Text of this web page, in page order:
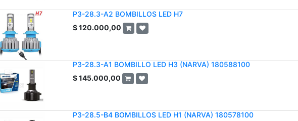
P3-28.3-A2 BOMBILLOS LED H7
$120.000,00
P3-28.3-A1 BOMBILLO LED H3 (NARVA) 180588100
$145.000,00
P3-28.5-B4 BOMBILLOS LED H1 (NARVA) 180578100